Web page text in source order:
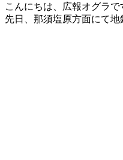
こんにちは、広報オグラで
先日、那須塩原方面にて